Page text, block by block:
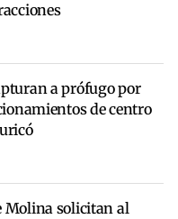
a prófugo por
de centro
Molina solicitan al